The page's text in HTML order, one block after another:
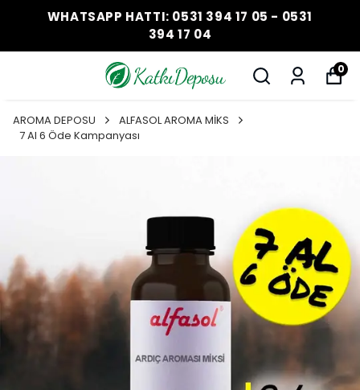
WHATSAPP HATTI: 0531 394 17 05 - 0531
394 17 04
0
AROMA DEPOSU
ALFASOL AROMA MİKS
7 Al 6 Öde Kampanyası